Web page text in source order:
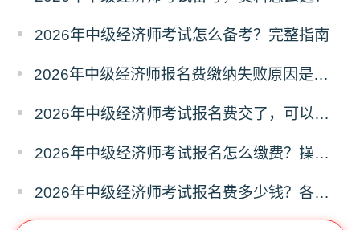
2026年中级经济师考试怎么备考？完整指南
2026年中级经济师报名费缴纳失败原因是什么？解决办法
2026年中级经济师考试报名费交了，可以退费吗？
2026年中级经济师考试报名怎么缴费？操作指南
2026年中级经济师考试报名费多少钱？各省收费标准